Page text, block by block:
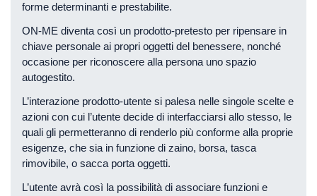
forme determinanti e prestabilite.
ON-ME diventa così un prodotto-pretesto per ripensare in
chiave personale ai propri oggetti del benessere, nonché
occasione per riconoscere alla persona uno spazio
autogestito.
L’interazione prodotto-utente si palesa nelle singole scelte e
azioni con cui l’utente decide di interfacciarsi allo stesso, le
quali gli permetteranno di renderlo più conforme alla proprie
esigenze, che sia in funzione di zaino, borsa, tasca
rimovibile, o sacca porta oggetti.
L’utente avrà così la possibilità di associare funzioni e